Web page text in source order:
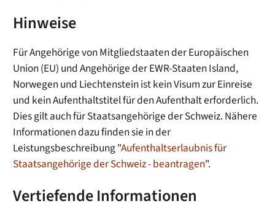
Hinweise
Für Angehörige von Mitgliedstaaten der Europäischen
Union (EU) und Angehörige der EWR-Staaten Island,
Norwegen und Liechtenstein ist kein Visum zur Einreise
und kein Aufenthaltstitel für den Aufenthalt erforderlich.
Dies gilt auch für Staatsangehörige der Schweiz. Nähere
Informationen dazu finden sie in der
Leistungsbeschreibung "Aufenthaltserlaubnis für
Staatsangehörige der Schweiz - beantragen".
Vertiefende Informationen